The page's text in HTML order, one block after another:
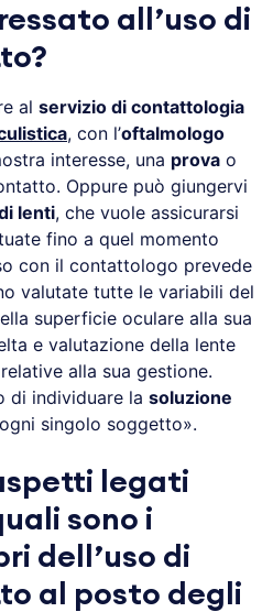
all’uso di
al servizio di contattologia
, con l’oftalmologo
interesse, una prova o
Oppure può giungervi
lenti, che vuole assicurarsi
fino a quel momento
con il contattologo prevede
valutate tutte le variabili del
superficie oculare alla sua
e valutazione della lente
alla sua gestione.
di individuare la soluzione
singolo soggetto».
legati
sono i
dell’uso di
al posto degli